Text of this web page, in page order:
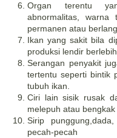
Organ terentu
abnormalitas, warna
permanen atau
Ikan yang sakit bila
produksi lendir
Serangan penyakit
tertentu seperti bintik
tubuh ikan.
Ciri lain sisik rusak
melepuh atau bengkak
Sirip
pecah-pecah